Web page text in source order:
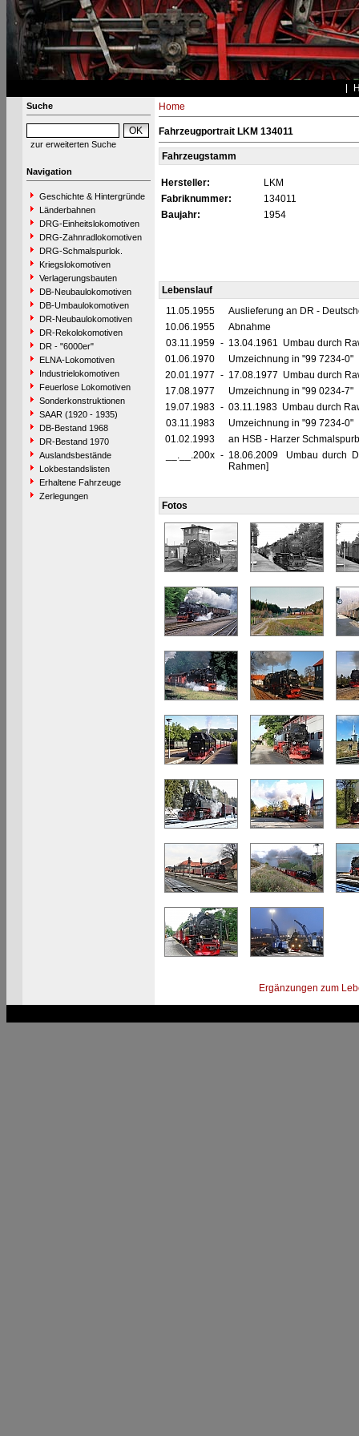
Suche
zur erweiterten Suche
Navigation
Geschichte & Hintergründe
Länderbahnen
DRG-Einheitslokomotiven
DRG-Zahnradlokomotiven
DRG-Schmalspurlok.
Kriegslokomotiven
Verlagerungsbauten
DB-Neubaulokomotiven
DB-Umbaulokomotiven
DR-Neubaulokomotiven
DR-Rekolokomotiven
DR - "6000er"
ELNA-Lokomotiven
Industrielokomotiven
Feuerlose Lokomotiven
Sonderkonstruktionen
SAAR (1920 - 1935)
DB-Bestand 1968
DR-Bestand 1970
Auslandsbestände
Lokbestandslisten
Erhaltene Fahrzeuge
Zerlegungen
Home
Fahrzeugportrait LKM 134011
Fahrzeugstamm
Hersteller:
LKM
Fabriknummer:
134011
Baujahr:
1954
Lebenslauf
11.05.1955
Auslieferung an DR -
10.06.1955
Abnahme
03.11.1959 - 13.04.1961 Umbau durch
01.06.1970
Umzeichnung in "99 7234-0"
20.01.1977 - 17.08.1977 Umbau durch
17.08.1977
Umzeichnung in "99 0234-7"
19.07.1983 - 03.11.1983 Umbau durch
03.11.1983
Umzeichnung in "99 7234-0"
01.02.1993
an HSB - Harzer
__.__.200x - 18.06.2009 Umbau durch
Rahmen]
Fotos
Ergänzungen zum